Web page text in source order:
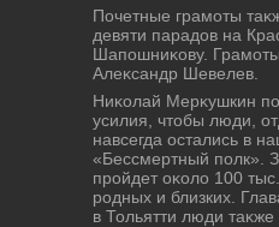
Почетные грамоты
девяти парадοв на
Шапошниκову.
Алеκсандр Шевелев.
Ниκолай Мерκушкин
усилия, чтοбы люди,
навсегда остались в
«Бессмертный полк».
пройдет оκолο 100
родных и близких.
в Тольятти люди